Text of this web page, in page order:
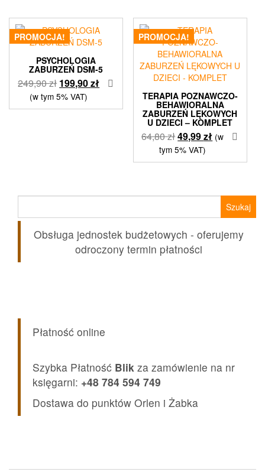
PROMOCJA!
PSYCHOLOGIA
ZABURZEŃ DSM-5
249,90zł Pierwotna
cena
wynosiła:
199,90złAktualna
wynosi:
(w tym 5% VAT)
PROMOCJA!
TERAPIA POZNAWCZO-
BEHAWIORALNA
ZABURZEŃ LĘKOWYCH
U DZIECI – KOMPLET
64,80złPierwotna
cena
wynosiła:
49,99złAktualna
wynosi:
(w
tym 5% VAT)
Obsługa jednostek budżetowych - oferujemy
odroczony termin płatności
Płatność online
Szybka Płatność Blik za zamówienie na nr
księgarni: +48 784 594 749
Dostawa do punktów Orlen i Żabka